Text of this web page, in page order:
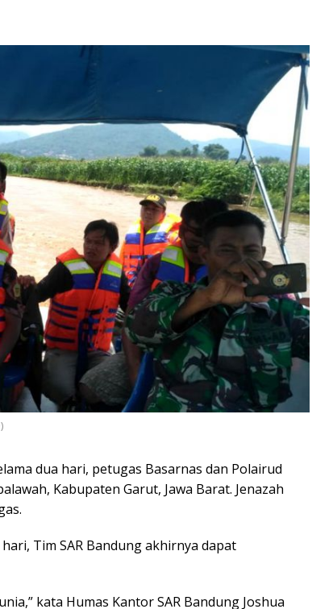
dua hari, petugas Basarnas dan Polairud
Kabupaten Garut, Jawa Barat. Jenazah
Tim SAR Bandung akhirnya dapat
kata Humas Kantor SAR Bandung Joshua